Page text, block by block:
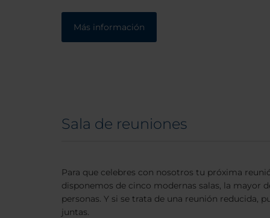
Más información
Sala de reuniones
Para que celebres con nosotros tu próxima
disponemos de cinco modernas salas, la mayor
personas. Y si se trata de una reunión reducida,
juntas.